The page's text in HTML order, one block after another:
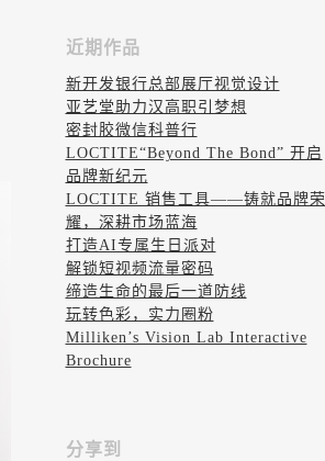
近期作品
新开发银行总部展厅视觉设计
亚艺堂助力汉高职引梦想
密封胶微信科普行
LOCTITE“Beyond The Bond” 开启
品牌新纪元
LOCTITE 销售工具——铸就品牌荣
耀，深耕市场蓝海
打造AI专属生日派对
解锁短视频流量密码
缔造生命的最后一道防线
玩转色彩，实力圈粉
Milliken’s Vision Lab Interactive
Brochure
分享到